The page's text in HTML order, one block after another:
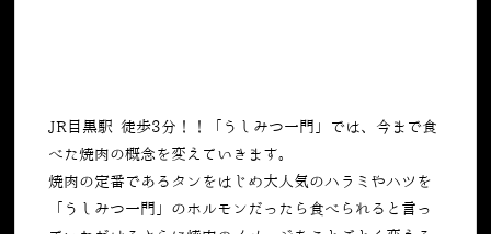
JR目黒駅 徒歩3分！！「うしみつ一門」では、今まで食
べた焼肉の概念を変えていきます。
焼肉の定番であるタンをはじめ大人気のハラミやハツを
「うしみつ一門」のホルモンだったら食べられると言っ